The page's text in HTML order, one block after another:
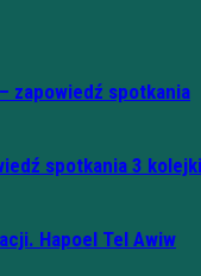
zapowiedź spotkania
spotkania 3 kolejki
Hapoel Tel Awiw